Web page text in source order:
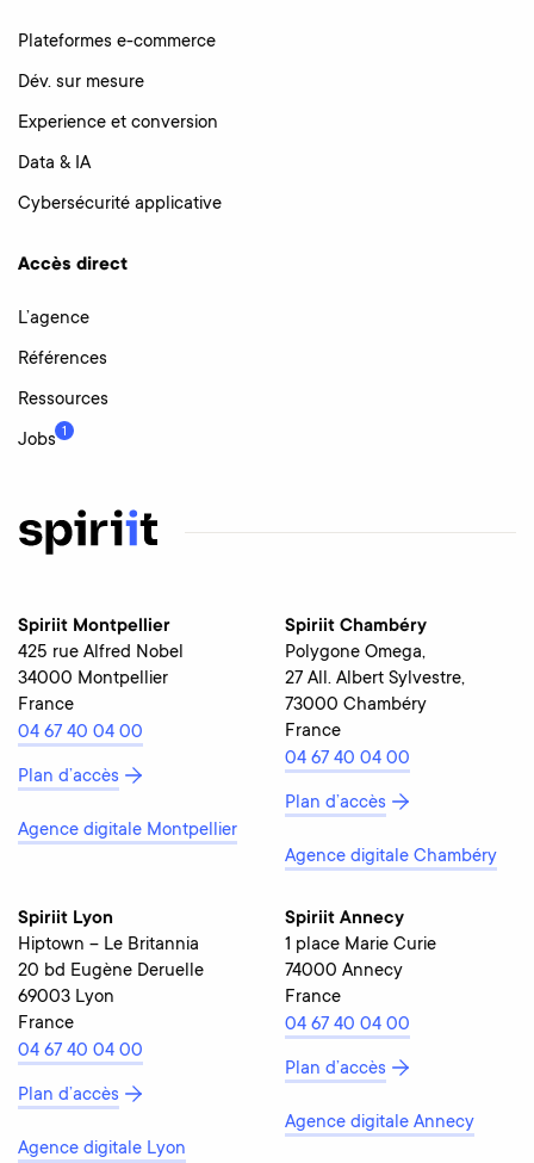
Plateformes e-commerce
Dév. sur mesure
Experience et conversion
Data & IA
Cybersécurité applicative
Accès direct
L’agence
Références
Ressources
Jobs 1
Spiriit Montpellier
425 rue Alfred Nobel
34000 Montpellier
France
04 67 40 04 00
Plan d’accès
Agence digitale Montpellier
Spiriit Chambéry
Polygone Omega,
27 All. Albert Sylvestre,
73000 Chambéry
France
04 67 40 04 00
Plan d’accès
Agence digitale Chambéry
Spiriit Lyon
Hiptown – Le Britannia
20 bd Eugène Deruelle
69003 Lyon
France
04 67 40 04 00
Plan d’accès
Agence digitale Lyon
Spiriit Annecy
1 place Marie Curie
74000 Annecy
France
04 67 40 04 00
Plan d’accès
Agence digitale Annecy